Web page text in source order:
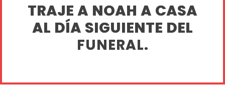
TRAJE A NOAH A CASA
AL DÍA SIGUIENTE DEL
FUNERAL.